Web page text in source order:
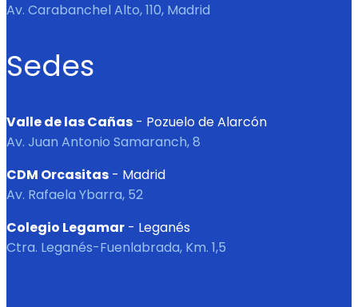
Av. Carabanchel Alto, 110, Madrid
Sedes
Valle de las Cañas - Pozuelo de Alarcón
Av. Juan Antonio Samaranch, 8
CDM Orcasitas - Madrid
Av. Rafaela Ybarra, 52
Colegio Legamar - Leganés
Ctra. Leganés-Fuenlabrada, Km. 1,5